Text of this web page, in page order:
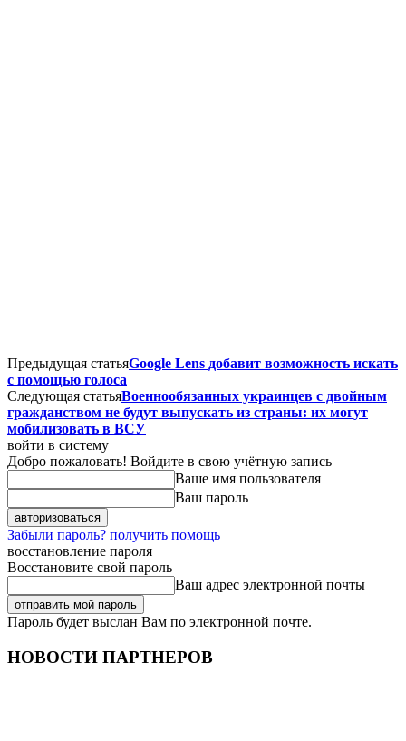
Предыдущая статьяGoogle Lens добавит возможность искать
с помощью голоса
Следующая статьяВоеннообязанных украинцев с двойным
гражданством не будут выпускать из страны: их могут
мобилизовать в ВСУ
войти в систему
Добро пожаловать! Войдите в свою учётную запись
Ваше имя пользователя
Ваш пароль
Забыли пароль? получить помощь
восстановление пароля
Восстановите свой пароль
Ваш адрес электронной почты
Пароль будет выслан Вам по электронной почте.
НОВОСТИ ПАРТНЕРОВ